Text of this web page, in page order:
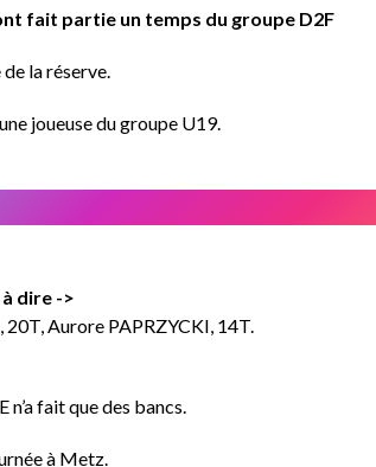
fait partie un temps du groupe D2F
la réserve.
joueuse du groupe U19.
dire ->
Aurore PAPRZYCKI, 14T.
fait que des bancs.
à Metz.